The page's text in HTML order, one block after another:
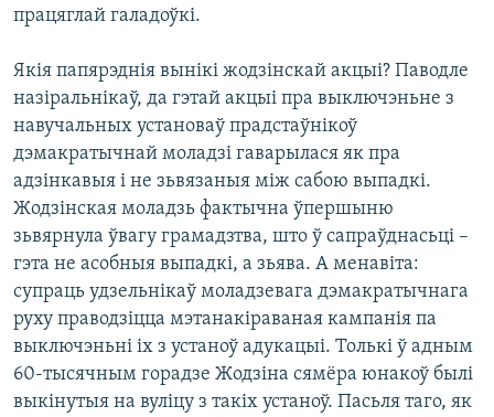
працяглай галадоўкі.
Якія папярэднія вынікі жодзінскай акцыі? Паводле
назіральнікаў, да гэтай акцыі пра выключэньне з
навучальных установаў прадстаўнікоў
дэмакратычнай моладзі гаварылася як пра
адзінкавыя і не зьвязаныя між сабою выпадкі.
Жодзінская моладзь фактычна ўпершыню
зьвярнула ўвагу грамадзтва, што ў сапраўднасьці –
гэта не асобныя выпадкі, а зьява. А менавіта:
супраць удзельнікаў моладзевага дэмакратычнага
руху праводзіцца мэтанакіраваная кампанія па
выключэньні іх з устаноў адукацыі. Толькі ў адным
60-тысячным горадзе Жодзіна сямёра юнакоў былі
выкінутыя на вуліцу з такіх устаноў. Пасьля таго, як